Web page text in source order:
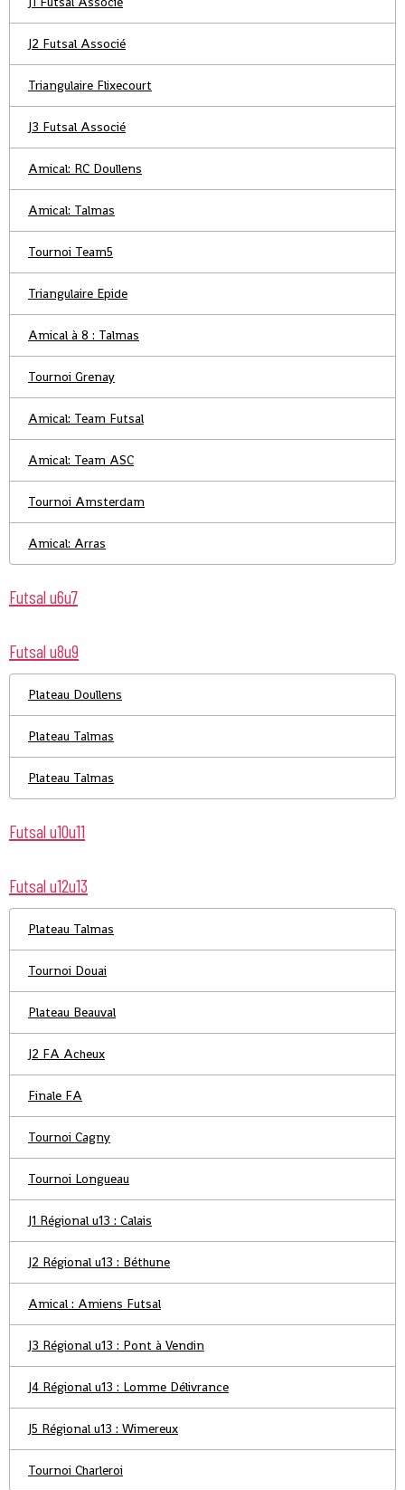
J2 Futsal Associé
Triangulaire Flixecourt
J3 Futsal Associé
Amical: RC Doullens
Amical: Talmas
Tournoi Team5
Triangulaire Epide
Amical à 8 : Talmas
Tournoi Grenay
Amical: Team Futsal
Amical: Team ASC
Tournoi Amsterdam
Amical: Arras
Futsal u6u7
Futsal u8u9
Plateau Doullens
Plateau Talmas
Plateau Talmas
Futsal u10u11
Futsal u12u13
Plateau Talmas
Tournoi Douai
Plateau Beauval
J2 FA Acheux
Finale FA
Tournoi Cagny
Tournoi Longueau
J1 Régional u13 : Calais
J2 Régional u13 : Béthune
Amical : Amiens Futsal
J3 Régional u13 : Pont à Vendin
J4 Régional u13 : Lomme Délivrance
J5 Régional u13 : Wimereux
Tournoi Charleroi